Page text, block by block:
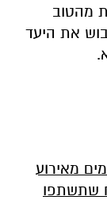
מהטוב
את היעד
מאירוע
שתשתפו